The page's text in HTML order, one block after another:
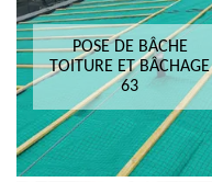
POSE DE BÂCHE
TOITURE ET BÂCHAGE
63